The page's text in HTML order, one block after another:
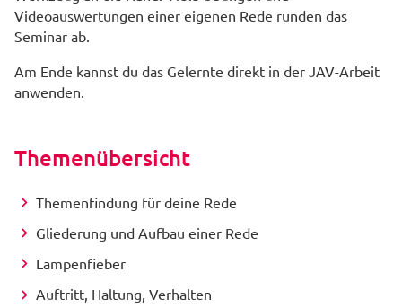
Videoauswertungen einer eigenen Rede runden das
Seminar ab.
Am Ende kannst du das Gelernte direkt in der JAV-Arbeit
anwenden.
Themenübersicht
Themenfindung für deine Rede
Gliederung und Aufbau einer Rede
Lampenfieber
Auftritt, Haltung, Verhalten